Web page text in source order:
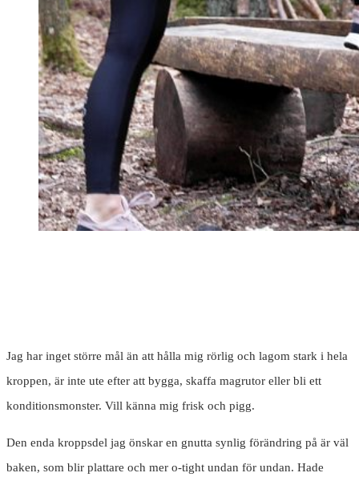
Jag har inget större mål än att hålla mig rörlig och lagom stark i hela
kroppen, är inte ute efter att bygga, skaffa magrutor eller bli ett
konditionsmonster. Vill känna mig frisk och pigg.
Den enda kroppsdel jag önskar en gnutta synlig förändring på är väl
baken, som blir plattare och mer o-tight undan för undan. Hade